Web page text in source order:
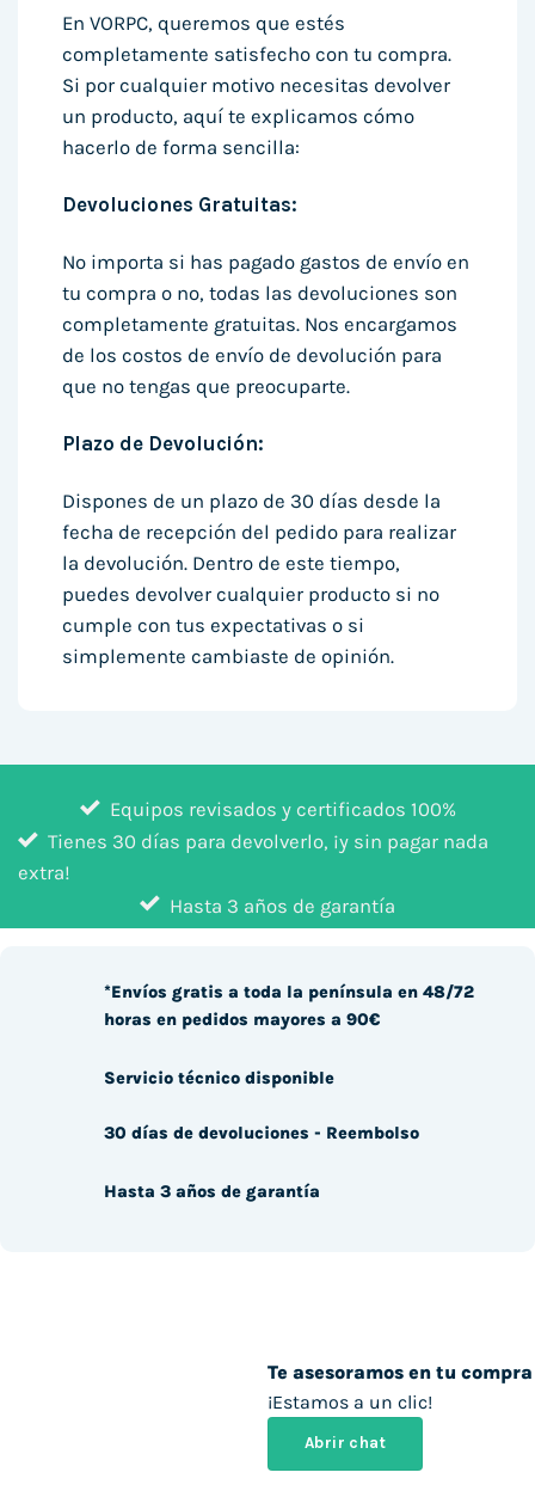
En VORPC, queremos que estés
completamente satisfecho con tu compra.
Si por cualquier motivo necesitas devolver
un producto, aquí te explicamos cómo
hacerlo de forma sencilla:
Devoluciones Gratuitas:
No importa si has pagado gastos de envío en
tu compra o no, todas las devoluciones son
completamente gratuitas. Nos encargamos
de los costos de envío de devolución para
que no tengas que preocuparte.
Plazo de Devolución:
Dispones de un plazo de 30 días desde la
fecha de recepción del pedido para realizar
la devolución. Dentro de este tiempo,
puedes devolver cualquier producto si no
cumple con tus expectativas o si
simplemente cambiaste de opinión.
Equipos revisados y certificados 100%
Tienes 30 días para devolverlo, ¡y sin pagar nada
extra!
Hasta 3 años de garantía
Te asesoramos en tu compra
¡Estamos a un clic!
Abrir chat
*Envíos gratis a toda la península en 48/72
horas en pedidos mayores a 90€
Servicio técnico disponible
30 días de devoluciones - Reembolso
Hasta 3 años de garantía